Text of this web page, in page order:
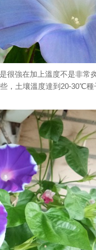
很強在加上溫度不是非常
，土壤溫度達到20-30℃